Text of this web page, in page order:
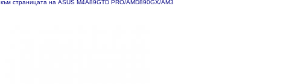
към страницата на ASUS M4A89GTD PRO/AMD890GX/AM3